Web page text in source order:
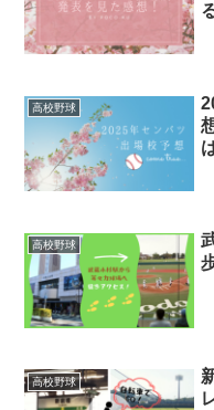
高校野球
高校野球
高校野球